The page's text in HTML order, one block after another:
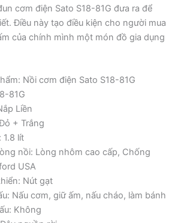
cơm điện Sato S18-81G đưa ra để
Điều này tạo điều kiện cho người mua
của chính mình một món đồ gia dụng
Nồi cơm điện Sato S18-81G
81G
Liền
+ Trắng
1.8 lít
nồi: Lòng nhôm cao cấp, Chống
USA
Nút gạt
Nấu cơm, giữ ấm, nấu cháo, làm bánh
Không